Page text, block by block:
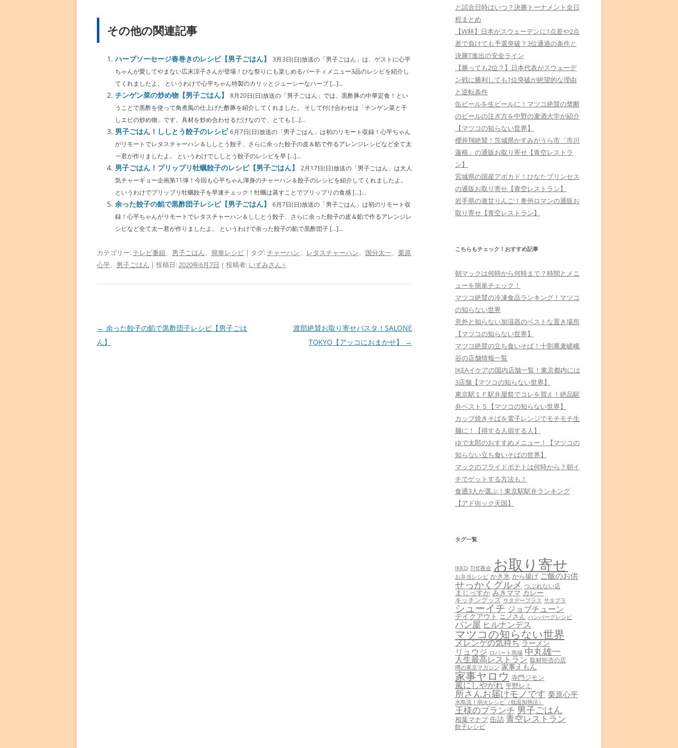
その他の関連記事
ハーブソーセージ春巻きのレシピ【男子ごはん】
3月3日(日)放送の「男子ごはん」は、ゲストに心平
ちゃんが愛してやまない広末涼子さんが登場！ひな祭りにも楽しめるパーティメニュー3品のレシピを紹介し
てくれましたよ。 というわけで心平ちゃん特製のカリッとジューシーなハーブ […]...
チンゲン菜の炒め物【男子ごはん】
8月20日(日)放送の「男子ごはん」では、黒酢豚の中華定食！とい
うことで黒酢を使って角煮風の仕上げた酢豚を紹介してくれました。 そして付け合わせは「チンゲン菜と干
しエビの炒め物」です。具材を炒め合わせるだけなので、とても […]...
男子ごはん！ししとう餃子のレシピ 6月7日(日)放送の「男子ごはん」は初のリモート収録！心平ちゃん
がリモートでレタスチャーハン＆ししとう餃子、さらに余った餃子の皮＆餡で作るアレンジレシピなど全て太
一君が作りましたよ。 というわけでししとう餃子のレシピを早 […]...
男子ごはん！プリップリ牡蠣餃子のレシピ【男子ごはん】
2月17日(日)放送の「男子ごはん」は大人
気チャーギョー企画第11弾！今回も心平ちゃん渾身のチャーハン＆餃子のレシピを紹介してくれましたよ。
というわけでプリップリ牡蠣餃子を早速チェック！牡蠣は蒸すことでプリップリの食感 […]...
余った餃子の餡で黒酢団子レシピ【男子ごはん】
6月7日(日)放送の「男子ごはん」は初のリモート収
録！心平ちゃんがリモートでレタスチャーハン＆ししとう餃子、さらに余った餃子の皮＆餡で作るアレンジレ
シピなど全て太一君が作りましたよ。 というわけで余った餃子の餡で黒酢団子 […]...
カテゴリー: テレビ番組、 男子ごはん、 簡単レシピ | タグ:チャーハン、 レタスチャーハン、 国分太一、 栗原
心平、 男子ごはん | 投稿日:2020年6月7日 | 投稿者: いずみさん♀
投
稿
← 余った餃子の餡で黒酢団子レシピ【男子ごは
ん】
渡部絶賛お取り寄せパスタ！SALONE
TOKYO【アッコにおまかせ】
→
と試合日時はいつ？決勝トーナメント全日
程まとめ
【W杯】日本がスウェーデンに1点差や2点
差で負けても予選突破？3位通過の条件と
決勝T進出の安全ライン
【勝っても2位？】日本代表がスウェーデ
ン戦に勝利しても1位突破が絶望的な理由
と逆転条件
缶ビールを生ビールに！マツコ絶賛の禁断
のビールの注ぎ方を中野の麦酒大学が紹介
【マツコの知らない世界】
櫻井翔絶賛！茨城県かすみがうら市「市川
蓮根」の通販お取り寄せ【青空レストラ
ン】
宮城県の国産アボカド！ひなたプリンセス
の通販お取り寄せ【青空レストラン】
岩手県の激甘りんご！奥州ロマンの通販お
取り寄せ【青空レストラン】
こちらもチェック！おすすめ記事
朝マックは何時から何時まで？時間とメニ
ューを簡単チェック！
マツコ絶賛の冷凍食品ランキング！マツコ
の知らない世界
意外と知らない加湿器のベストな置き場所
【マツコの知らない世界】
マツコ絶賛の立ち食いそば！十割蕎麦嵯峨
谷の店舗情報一覧
IKEAイケアの国内店舗一覧！東京都内には
3店舗【マツコの知らない世界】
東京駅１Ｆ駅弁屋祭でコレを買え！絶品駅
弁ベスト５【マツコの知らない世界】
カップ焼きそばを電子レンジでモチモチ生
麺に！【得する人損する人】
ゆで太郎のおすすめメニュー！【マツコの
知らない立ち食いそばの世界】
マックのフライドポテトは何時から？朝イ
チでゲットする方法も！
食通3人が選ぶ！東京駅駅弁ランキング
【アド街ック天国】
タグ一覧
IKKO THE夜会 お取り寄せ
お弁当レシピ かき氷 から揚げ ご飯のお供
せっかくグルメ つぶれない店
まじっすか みきママ カレー
キッチングッズ サタデープラス サタプラ
シューイチ ジョブチューン
テイクアウト ニノさん ハンバーグレシピ
パン屋 ヒルナンデス
マツコの知らない世界
メレンゲの気持ち ラーメン
リュウジ ロバート馬場 中丸雄一
人生最高レストラン 取材拒否の店
噂の東京マガジン 家事えもん
家事ヤロウ 寺門ジモン
嵐にしやがれ 平野レミ
所さんお届けモノです 栗原心平
水島流！弱火レシピ（低温加熱法）
王様のブランチ 男子ごはん
相葉マナブ 缶詰 青空レストラン
餃子レシピ